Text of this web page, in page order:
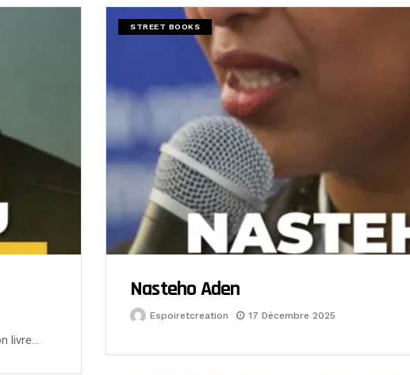
livre…
STREET BOOKS
Nasteho Aden
Espoiretcreation 17 Décembre 2025